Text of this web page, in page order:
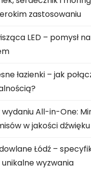
zastosowaniu
LED – pomysł
łazienki – jak
All-in-One:
w jakości dźwięku
Łódź –
unikalne wyzwania